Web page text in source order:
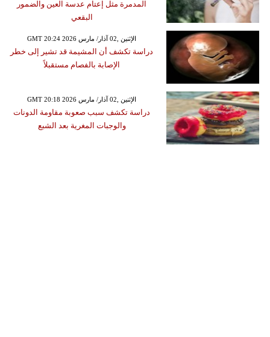
المدمرة مثل إعتام عدسة العين والضمور
البقعي
GMT 20:24 2026 الإثنين ,02 آذار/ مارس
دراسة تكشف أن المشيمة قد تشير إلى خطر
الإصابة بالفصام مستقبلاً
GMT 20:18 2026 الإثنين ,02 آذار/ مارس
دراسة تكشف سبب صعوبة مقاومة الدونات
والوجبات المغرية بعد الشبع